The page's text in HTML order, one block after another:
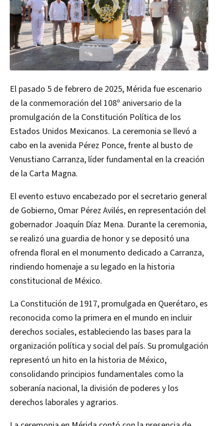
El pasado 5 de febrero de 2025, Mérida fue escenario
de la conmemoración del 108º aniversario de la
promulgación de la Constitución Política de los
Estados Unidos Mexicanos. La ceremonia se llevó a
cabo en la avenida Pérez Ponce, frente al busto de
Venustiano Carranza, líder fundamental en la creación
de la Carta Magna.
El evento estuvo encabezado por el secretario general
de Gobierno, Omar Pérez Avilés, en representación del
gobernador Joaquín Díaz Mena. Durante la ceremonia,
se realizó una guardia de honor y se depositó una
ofrenda floral en el monumento dedicado a Carranza,
rindiendo homenaje a su legado en la historia
constitucional de México.
La Constitución de 1917, promulgada en Querétaro, es
reconocida como la primera en el mundo en incluir
derechos sociales, estableciendo las bases para la
organización política y social del país. Su promulgación
representó un hito en la historia de México,
consolidando principios fundamentales como la
soberanía nacional, la división de poderes y los
derechos laborales y agrarios.